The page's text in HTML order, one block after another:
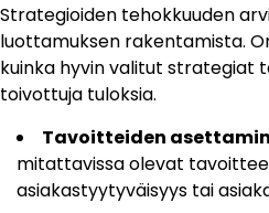
Strategioiden tehokkuuden
luottamuksen rakentamista.
kuinka hyvin valitut strategiat
toivottuja tuloksia.
Tavoitteiden
mitattavissa olevat
asiakastyytyväisyys tai